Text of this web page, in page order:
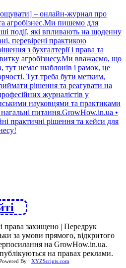
права захищено | Передрук
за умови прямого, відкритого
на GrowHow.in.ua.
на правах реклами.
By : XYZScripts.com